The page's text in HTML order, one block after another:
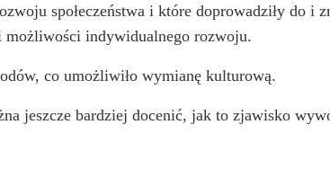
społeczeństwa i które doprowadziły do i
możliwości indywidualnego rozwoju.
co umożliwiło wymianę kulturową.
jeszcze bardziej docenić, jak to zjawisko